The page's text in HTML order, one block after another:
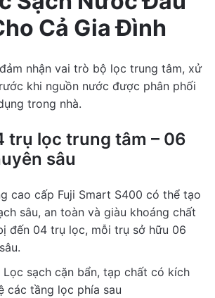
Cả Gia Đình
nhận vai trò bộ lọc trung tâm, xử
khi nguồn nước được phân phối
trong nhà.
trụ lọc trung tâm – 06
sâu
cao cấp Fuji Smart S400 có thể tạo
sâu, an toàn và giàu khoáng chất
đến 04 trụ lọc, mỗi trụ sở hữu 06
Lọc sạch cặn bẩn, tạp chất có kích
các tầng lọc phía sau
Upload Photo
0 5